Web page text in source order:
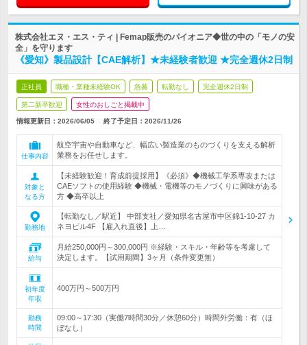
株式会社エヌ・エス・ティ | Femap販売のパイオニア◆世の中の「モノの安
全」を守ります
《愛知》製品設計【CAE解析】★未経験者歓迎 ★完全週休2日制
正社員 職種・業種未経験OK 急募 転勤なし 完全週休2日制
第二新卒歓迎 女性のおしごと掲載中
情報更新日：2026/06/05 終了予定日： 2026/11/26
仕事内容
航空宇宙や自動車など、幅広い製造業のものづくりを支える解析
業務をお任せします。
対象と
なる方
【未経験歓迎！育成前提採用】《必須》◆機械工学系専攻または
CAEソフトの使用経験 ◆機械・電機等のモノづくりに興味がある
方 ◆高卒以上
勤務地
【転勤なし／駅近】 中部支社／愛知県名古屋市中区錦1-10-27 カ
ネヨビル4F 【雇入れ直後】上…
給与
月給250,000円～300,000円 ※経験・スキル・年齢等を考慮して
決定します。【試用期間】3ヶ月（条件変更無）
初年度
年収
400万円～500万円
勤務
時間
09:00～17:30（実働7時間30分／休憩60分）時間外労働：有（ほ
ぼなし）